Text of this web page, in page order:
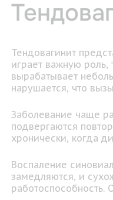
Тендовагинит
играет важную
вырабатывает
нарушается, что
Заболевание чаще
подвергаются
хронически, когда
Воспаление
замедляются, и